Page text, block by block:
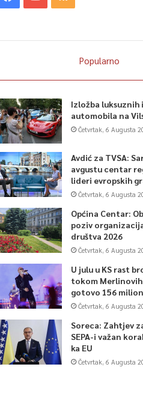
Popularno
Izložba luksuznih
automobila na
Četvrtak, 6 Augusta
Avdić za TVSA:
avgustu centar
lideri evropskih
Četvrtak, 6 Augusta
Općina Centar:
poziv
društva 2026
Četvrtak, 6 Augusta
U julu u KS rast
tokom
gotovo 156
Četvrtak, 6 Augusta
Soreca: Zahtjev
SEPA-i važan
ka EU
Četvrtak, 6 Augusta